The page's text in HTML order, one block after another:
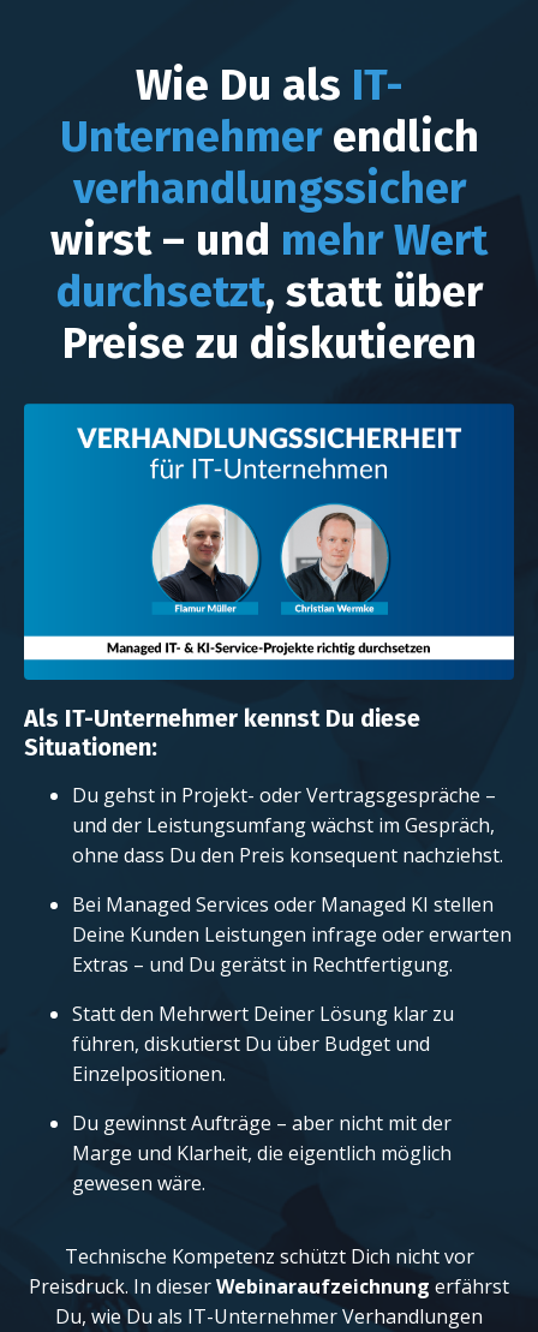
Wie Du als IT-
Unternehmerendlich
verhandlungssicher
wirst – und mehr Wert
durchsetzt, statt über
Preise zu diskutieren
Als IT-Unternehmer kennst Du diese
Situationen:
Du gehst in Projekt- oder Vertragsgespräche –
und der Leistungsumfang wächst im Gespräch,
ohne dass Du den Preis konsequent nachziehst.
Bei Managed Services oder Managed KI stellen
Deine Kunden Leistungen infrage oder erwarten
Extras – und Du gerätst in Rechtfertigung.
Statt den Mehrwert Deiner Lösung klar zu
führen, diskutierst Du über Budget und
Einzelpositionen.
Du gewinnst Aufträge – aber nicht mit der
Marge und Klarheit, die eigentlich möglich
gewesen wäre.
Technische Kompetenz schützt Dich nicht vor
Preisdruck. In dieserWebinaraufzeichnung erfährst
Du, wie Du als IT-Unternehmer Verhandlungen